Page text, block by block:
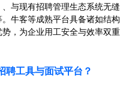
与现有招聘管理生态系统无缝
牛客等成熟平台具备诸如结构
，为企业用工安全与效率双重
聘工具与面试平台？